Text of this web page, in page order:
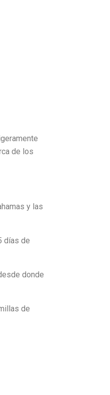
de los
y las
días de
donde
de